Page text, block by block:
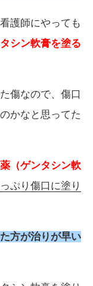
護師にやっても
シン軟膏を塗る
傷なので、傷口
かなと思ってた
（ゲンタシン軟
ぷり傷口に塗り
方が治りが早い